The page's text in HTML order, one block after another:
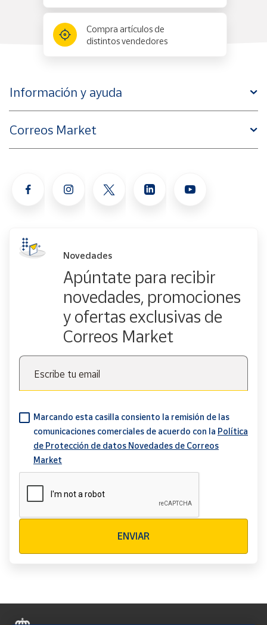
Compra artículos de
distintos vendedores
Información y ayuda
Correos Market
Novedades
Apúntate para recibir
novedades, promociones
y ofertas exclusivas de
Correos Market
Escribe tu email
Marcando esta casilla consiento la remisión de las
comunicaciones comerciales de acuerdo con la Política
de Protección de datos Novedades de Correos
Market
ENVIAR